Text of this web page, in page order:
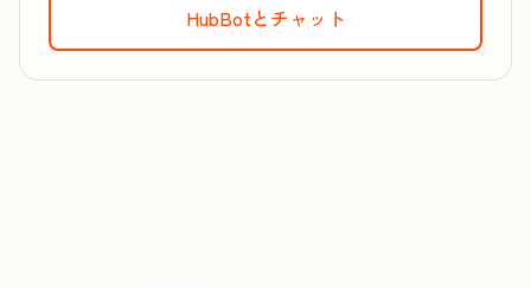
HubBotとチャット